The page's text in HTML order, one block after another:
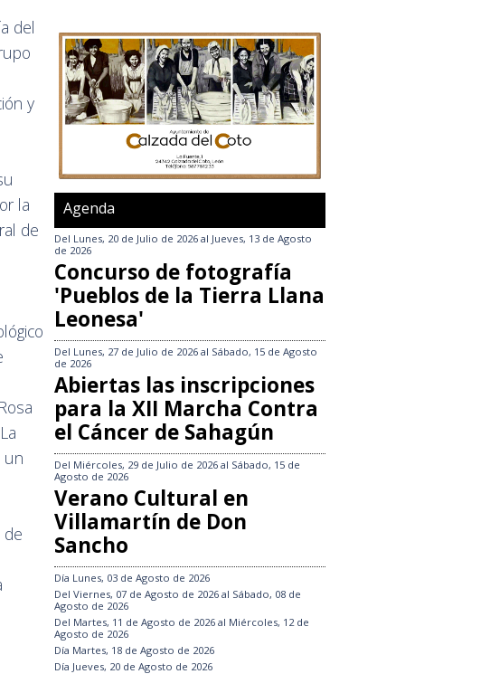
del
y
la
de
un
de
Agenda
Del Lunes, 20 de Julio de 2026 al Jueves, 13 de Agosto
de 2026
Concurso de fotografía
'Pueblos de la Tierra Llana
Leonesa'
Del Lunes, 27 de Julio de 2026 al Sábado, 15 de Agosto
de 2026
Abiertas las inscripciones
para la XII Marcha Contra
el Cáncer de Sahagún
Del Miércoles, 29 de Julio de 2026 al Sábado, 15 de
Agosto de 2026
Verano Cultural en
Villamartín de Don
Sancho
Día Lunes, 03 de Agosto de 2026
Del Viernes, 07 de Agosto de 2026 al Sábado, 08 de
Agosto de 2026
Del Martes, 11 de Agosto de 2026 al Miércoles, 12 de
Agosto de 2026
Día Martes, 18 de Agosto de 2026
Día Jueves, 20 de Agosto de 2026